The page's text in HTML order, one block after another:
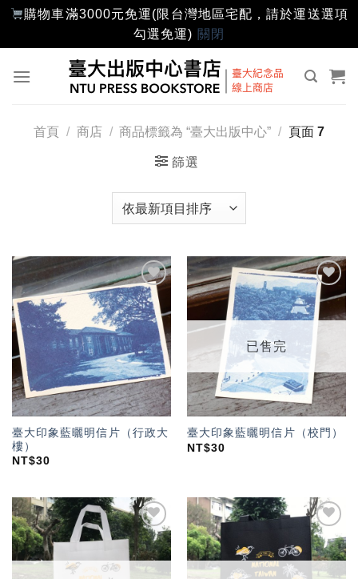
購物車滿3000元免運(限台灣地區宅配，請於運送選項
勾選免運) 關閉
首頁 / 商店 / 商品標籤為 “臺大出版中心” / 頁面 7
篩選
加入
「願
望輕
單」
臺大印象藍曬明信片（行政大
樓）
NT$30
加入
「願
望輕
單」
已售完
臺大印象藍曬明信片（校門）
NT$30
加入
「願
望輕
加入
「願
望輕
單」